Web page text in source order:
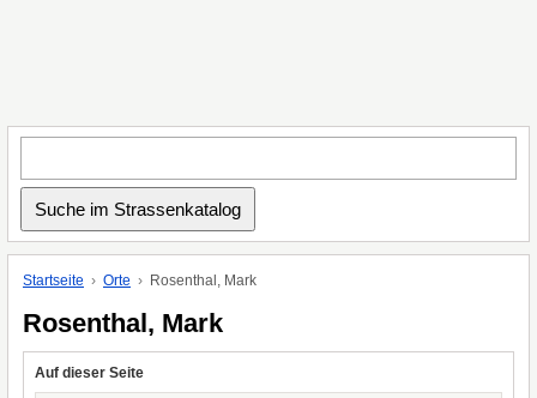
Startseite Orte Rosenthal, Mark
Rosenthal, Mark
Auf dieser Seite